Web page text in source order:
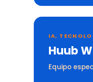
IA,
Huub
Equipo